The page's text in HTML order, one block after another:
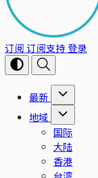
订阅 订阅支持登录
最新
地域
国际
大陆
香港